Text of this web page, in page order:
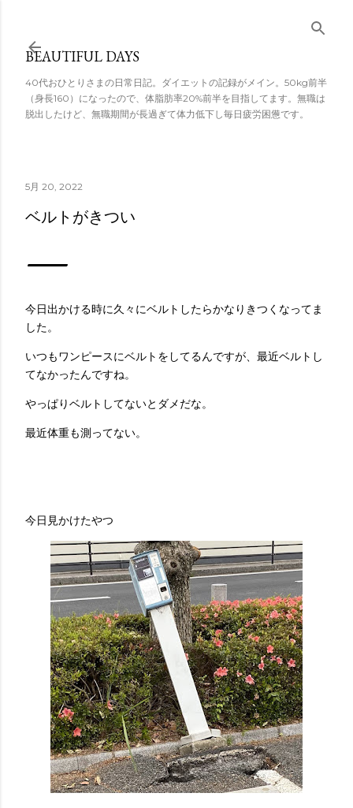
スキップしてメ
イン コンテンツ
に移動
BEAUTIFUL DAYS
40代おひとりさまの日常日記。ダイエットの記録がメイン。50kg前半
（身長160）になったので、体脂肪率20%前半を目指してます。無職は
脱出したけど、無職期間が長過ぎて体力低下し毎日疲労困憊です。
5月 20, 2022
ベルトがきつい
今日出かける時に久々にベルトしたらかなりきつくなってま
した。
いつもワンピースにベルトをしてるんですが、最近ベルトし
てなかったんですね。
やっぱりベルトしてないとダメだな。
最近体重も測ってない。
今日見かけたやつ